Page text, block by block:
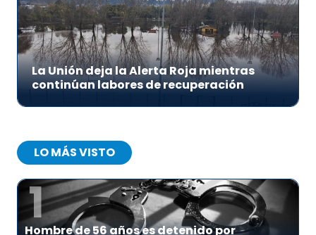
La Unión deja la Alerta Roja mientras
continúan labores de recuperación
LO MÁS VISTO
1
Hombre de 56 años es detenido por